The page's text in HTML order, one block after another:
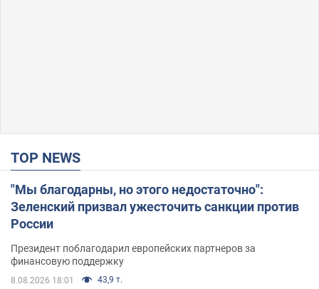
TOP NEWS
"Мы благодарны, но этого недостаточно":
Зеленский призвал ужесточить санкции против
России
Президент поблагодарил европейских партнеров за
финансовую поддержку
8.08.2026 18:01 43,9 т.